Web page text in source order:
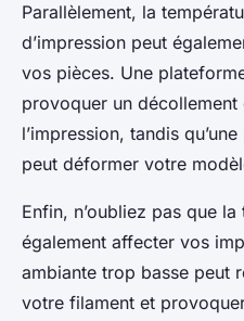
Parallèlement, la
d’impression peut
vos pièces. Une
provoquer un
l’impression, tandis
peut déformer votre
Enfin, n’oubliez pas que
également affecter vos
ambiante trop basse peut
votre filament et